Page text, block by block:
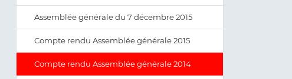
Assemblée générale du 7 décembre 2015
Compte rendu Assemblée générale 2015
Compte rendu Assemblée générale 2014